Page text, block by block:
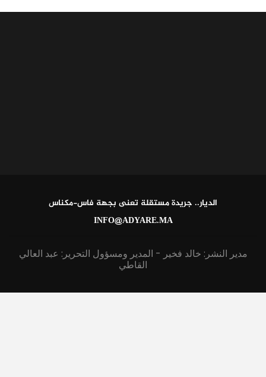
الديار.. جريدة مستقلة تعنى بجهة فاس-مكناس
INFO@ADYARE.MA
مدير النشر: خالد فخير - المدير ومسؤول التحرير: عبد العالي
القاطي